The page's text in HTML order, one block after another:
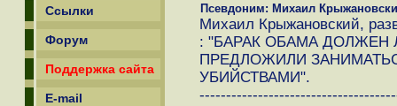
Ссылки
Форум
Поддержка сайта
E-mail
Псевдоним: Михаил
Михаил Крыжановский,
: "БАРАК ОБАМА ДОЛЖЕН
ПРЕДЛОЖИЛИ
УБИЙСТВАМИ".